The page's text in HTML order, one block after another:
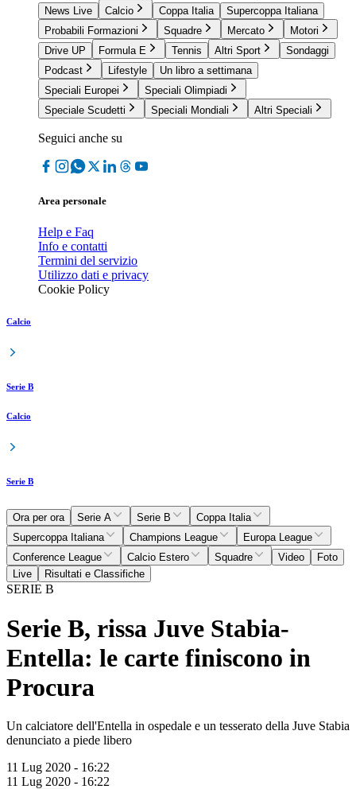
News Live
Calcio Coppa Italia
Supercoppa Italiana
Probabili Formazioni
Squadre Mercato
Motori
Drive UP
Formula E Tennis Altri Sport
Sondaggi
Podcast
Lifestyle
Un libro a settimana
Speciali Europei
Speciali Olimpiadi
Speciale Scudetti
Speciali Mondiali Altri Speciali
Seguici anche su
Area personale
Help e Faq
Info e contatti
Termini del servizio
Utilizzo dati e privacy
Cookie Policy
Calcio
Serie B
Calcio
Serie B
Ora per ora Serie A Serie B
Coppa Italia
Supercoppa Italiana
Champions League
Europa League
Conference League
Calcio Estero Squadre Video
Foto
Live
Risultati e Classifiche
SERIE B
Serie B, rissa Juve Stabia-
Entella: le carte finiscono in
Procura
Un calciatore dell'Entella in ospedale e un tesserato della Juve Stabia
denunciato a piede libero
11 Lug 2020 - 16:22
11 Lug 2020 - 16:22